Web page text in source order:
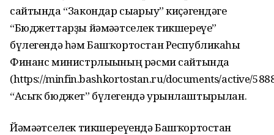
сайтында “Закондар сығарыу” киҫәгендәге
“Бюджеттарҙы йәмәғәтселек тикшереүе”
бүлегендә һәм Башҡортостан Республикаһы
Финанс министрлығының рәсми сайтында
(https://minfin.bashkortostan.ru/documents/active/
“Асыҡ бюджет” бүлегендә урынлаштырылған.
Йәмәғәтселек тикшереүендә Башҡортостан